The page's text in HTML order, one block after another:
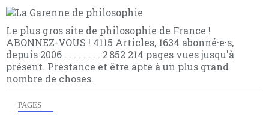
Le plus gros site de philosophie de France !
ABONNEZ-VOUS ! 4115 Articles, 1634 abonné·e·s,
depuis 2006 . . . . . . . . 2 852 214 pages vues jusqu'à
présent. Prestance et être apte à un plus grand
nombre de choses.
PAGES